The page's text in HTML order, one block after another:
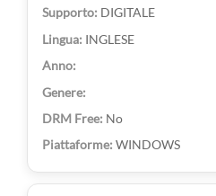
DIGITALE
INGLESE
No
WINDOWS